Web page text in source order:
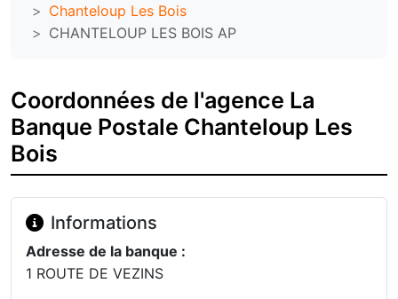
Chanteloup Les Bois
CHANTELOUP LES BOIS AP
Coordonnées de l'agence La
Banque Postale Chanteloup Les
Bois
Informations
Adresse de la banque :
1 ROUTE DE VEZINS